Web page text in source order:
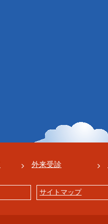
外来受診
サイトマップ